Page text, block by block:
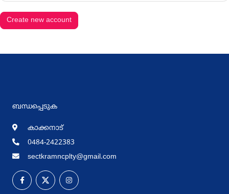
ബന്ധപ്പെടുക
കാക്കനാട്
0484-2422383
sectkramncplty@gmail.com